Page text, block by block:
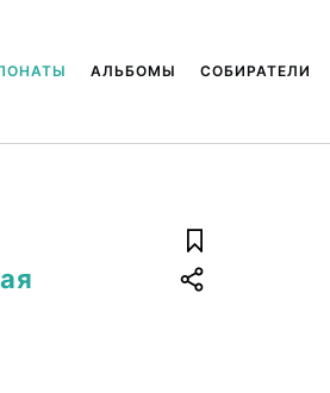
АЛЬБОМЫ СОБИРАТЕЛИ